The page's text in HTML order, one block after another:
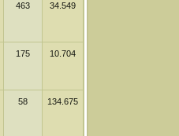
463 34.549
175 10.704
58 134.675